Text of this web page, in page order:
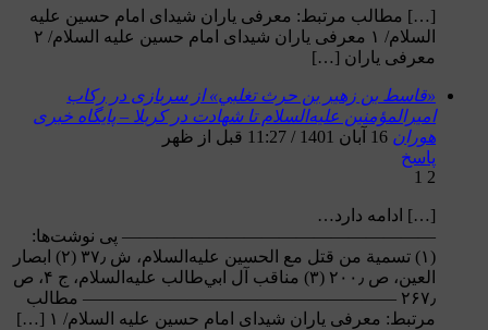
[…] مطالب مرتبط: معرفی یاران شیدای امام حسین علیه
السلام/ ۱ معرفی یاران شیدای امام حسین علیه السلام/ ۲
معرفی یاران […]
«قاسط بن زهير بن حرث تغلبي» از سربازی در رکاب
امیرالمؤمنین علیه‌السلام تا شهادت در کربلا – پایگاه خبری
هوران 16 آبان 1401 / 11:27 قبل از ظهر
پاسخ
2
1
[…] ادامه دارد…
—————————————————— پی نوشت‌ها:
(۱) تسمية من قتل مع الحسين عليه‌السلام، ش ۳۷٫ (۲) ابصار
العين، ص ۲۰۰٫ (۳) مناقب آل ابي‌طالب عليه‌السلام، ج ۴، ص
۲۶۷٫ —————————————————— مطالب
مرتبط: معرفی یاران شیدای امام حسین علیه السلام/ ۱ […]